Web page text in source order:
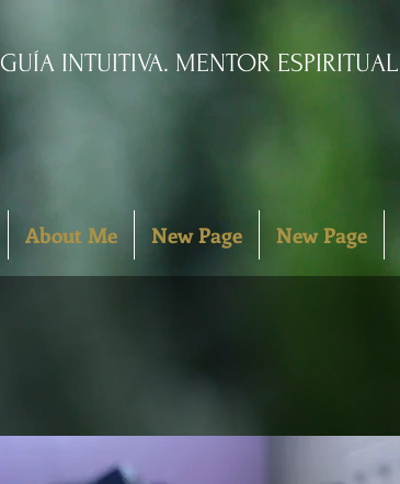
GUÍA INTUITIVA. MENTOR ESPIRITUAL
About Me New Page New Page